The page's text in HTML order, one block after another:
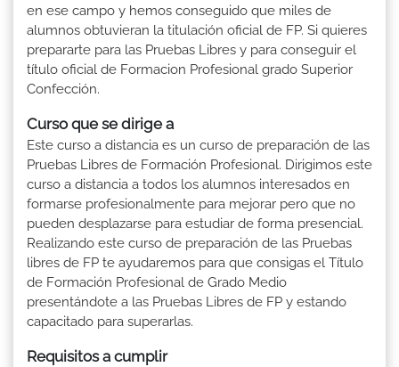
en ese campo y hemos conseguido que miles de
alumnos obtuvieran la titulación oficial de FP. Si quieres
prepararte para las Pruebas Libres y para conseguir el
título oficial de Formacion Profesional grado Superior
Confección.
Curso que se dirige a
Este curso a distancia es un curso de preparación de las
Pruebas Libres de Formación Profesional. Dirigimos este
curso a distancia a todos los alumnos interesados en
formarse profesionalmente para mejorar pero que no
pueden desplazarse para estudiar de forma presencial.
Realizando este curso de preparación de las Pruebas
libres de FP te ayudaremos para que consigas el Título
de Formación Profesional de Grado Medio
presentándote a las Pruebas Libres de FP y estando
capacitado para superarlas.
Requisitos a cumplir